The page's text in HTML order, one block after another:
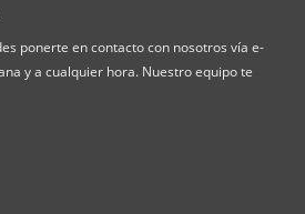
ponerte en contacto con nosotros vía e-
y a cualquier hora. Nuestro equipo te